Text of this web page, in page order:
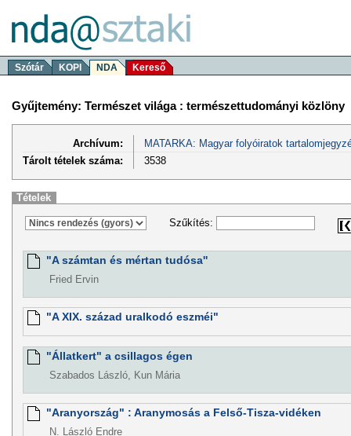
Szótár KOPI NDA Kereső
Gyűjtemény: Természet világa : természettudományi közlöny
Archívum:
MATARKA: Magyar folyóiratok
Tárolt tételek száma:
3538
Tételek
Szűkítés:
"A számtan és mértan tudósa''
Fried Ervin
"A XIX. század uralkodó eszméi"
"Állatkert" a csillagos égen
Szabados László, Kun Mária
"Aranyország" : Aranymosás a Felső-Tisza-vidéken
N. László Endre